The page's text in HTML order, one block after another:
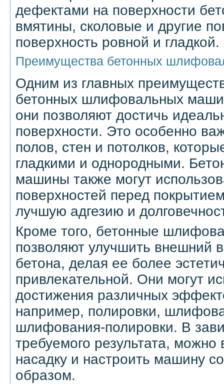
дефектами на поверхности
вмятины, сколовые и другие
поверхность ровной и гладкой.
Преимущества бетонных
Одним из главных
бетонных шлифовальных
они позволяют достичь
поверхности. Это особенно
полов, стен и потолков,
гладкими и однородными.
машины также могут
поверхностей перед
лучшую адгезию и
Кроме того, бетонные
позволяют улучшить внешний
бетона, делая ее более
привлекательной. Они могут
достижения различных
например, полировки,
шлифования-полировки. В
требуемого результата,
насадку и настроить машину
образом.